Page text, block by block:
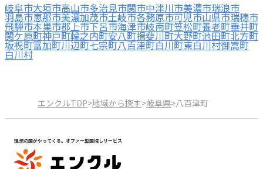
岐阜市大垣市高山市多治見市関市中津川市美濃市瑞浪市
羽島市恵那市美濃加茂市土岐市各務原市可児市山県市瑞穂市
飛騨市本巣市郡上市下呂市海津市岐南町笠松町養老町垂井町
関ケ原町神戸町輪之内町安八町揖斐川町大野町池田町北方町
坂祝町富加町川辺町七宗町八百津町白川町東白川村御嵩町
白川村
エンクルTOP>地域から探す>岐阜県>八百津町
理想の園がやってくる。オファー型園探しサービス